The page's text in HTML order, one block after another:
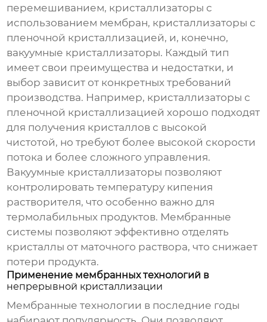
перемешиванием, кристаллизаторы с
использованием мембран, кристаллизаторы с
пленочной кристаллизацией, и, конечно,
вакуумные кристаллизаторы. Каждый тип
имеет свои преимущества и недостатки, и
выбор зависит от конкретных требований
производства. Например, кристаллизаторы с
пленочной кристаллизацией хорошо подходят
для получения кристаллов с высокой
чистотой, но требуют более высокой скорости
потока и более сложного управления.
Вакуумные кристаллизаторы позволяют
контролировать температуру кипения
растворителя, что особенно важно для
термолабильных продуктов. Мембранные
системы позволяют эффективно отделять
кристаллы от маточного раствора, что снижает
потери продукта.
Применение мембранных технологий в
непрерывной кристаллизации
Мембранные технологии в последние годы